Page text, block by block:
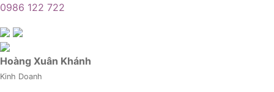
0986 122 722
Hoàng Xuân Khánh
Kinh Doanh